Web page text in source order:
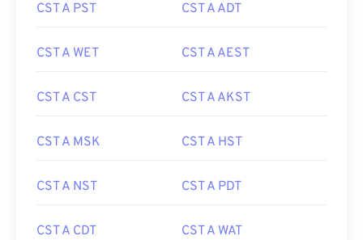
CST A PST CST A ADT
CST A WET CST A AEST
CST A CST CST A AKST
CST A MSK CST A HST
CST A NST CST A PDT
CST A CDT CST A WAT